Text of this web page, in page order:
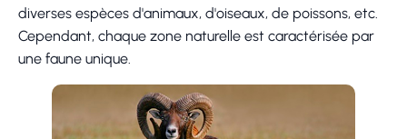
diverses espèces d'animaux, d'oiseaux, de poissons, etc.
Cependant, chaque zone naturelle est caractérisée par
une faune unique.